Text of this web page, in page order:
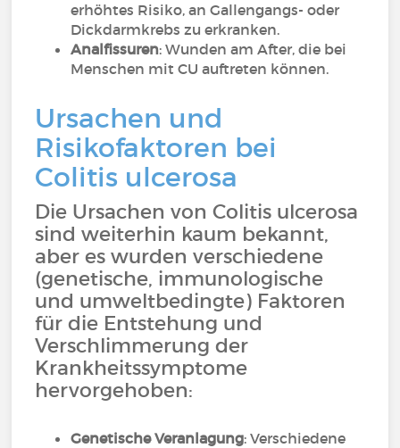
erhöhtes Risiko, an Gallengangs- oder
Dickdarmkrebs zu erkranken.
Analfissuren: Wunden am After, die bei
Menschen mit CU auftreten können.
Ursachen und
Risikofaktoren bei
Colitis ulcerosa
Die Ursachen von Colitis ulcerosa
sind weiterhin kaum bekannt,
aber es wurden verschiedene
(genetische, immunologische
und umweltbedingte) Faktoren
für die Entstehung und
Verschlimmerung der
Krankheitssymptome
hervorgehoben:
Genetische Veranlagung: Verschiedene